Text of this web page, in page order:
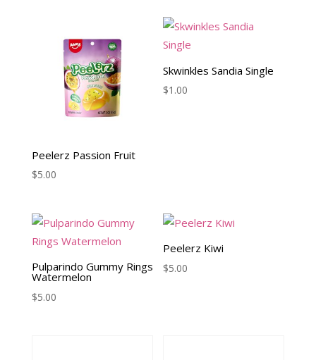
Peelerz Passion Fruit
$5.00
Skwinkles Sandia Single
$1.00
Pulparindo Gummy Rings
Watermelon
$5.00
Peelerz Kiwi
$5.00